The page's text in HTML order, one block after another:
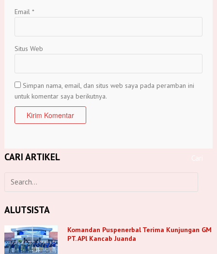
Email *
Situs Web
Simpan nama, email, dan situs web saya pada peramban ini
untuk komentar saya berikutnya.
CARI ARTIKEL
ALUTSISTA
Komandan Puspenerbal Terima Kunjungan GM
PT. APl Kancab Juanda